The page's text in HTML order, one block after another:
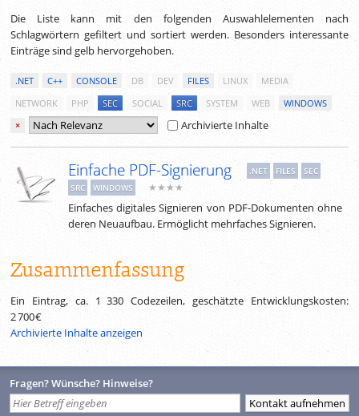
Die Liste kann mit den folgenden Auswahlelementen nach
Schlagwörtern gefiltert und sortiert werden. Besonders interessante
Einträge sind gelb hervorgehoben.
.NET C++ CONSOLE DB DEV FILES LINUX
MEDIA
NETWORK
PHP SEC SOCIAL SRC SYSTEM WEB
WINDOWS
×
Archivierte Inhalte
Einfache PDF-Signierung .NET FILES
SEC
SRC
WINDOWS ★★★★
Einfaches digitales Signieren von PDF-Dokumenten ohne
deren Neuaufbau. Ermöglicht mehrfaches Signieren.
Zusammenfassung
Ein Eintrag, ca. 1 330 Codezeilen, geschätzte Entwicklungskosten:
2 700 €
Archivierte Inhalte anzeigen
Fragen? Wünsche? Hinweise?